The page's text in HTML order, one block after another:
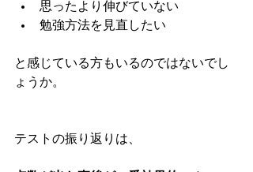
思ったより伸びていない
勉強方法を見直したい
と感じている方もいるのではないでし
ょうか。
テストの振り返りは、